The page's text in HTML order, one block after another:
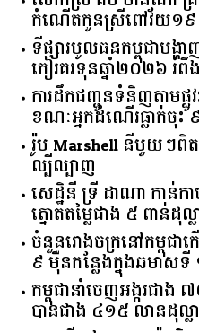
កំណើតកូនស្រីពៅវ័យ១៩ ឆ្
ទីផ្សារ​មូលធន​កម្ពុជា​បង្ហ
កៀរគរ​ទុន​ឆ្នាំ​២០២៦​ ​រំ
ការដឹកជញ្ជូនទំនិញតាមផ្
ខណៈអ្នកដំណើរធ្លាក់ចុះ
រ៉ូប Marshell នីមួយៗពិ
ល្បីល្បាញ
សេដ្ឋិនី ទ្រី ដាណា កាន់
ត្នោតតម្លៃជាង ៥ ពាន់ដុល្ល
ចំនួន​រោងចក្រ​នៅ​កម្ពុជា​ក
៩​ ​ម៉ឺន​កន្លែង​ក្នុង​ឆមាស​ទី
កម្ពុជានាំចេញអង្ករជ
បានជាង ៤១៥ លានដុល្ល